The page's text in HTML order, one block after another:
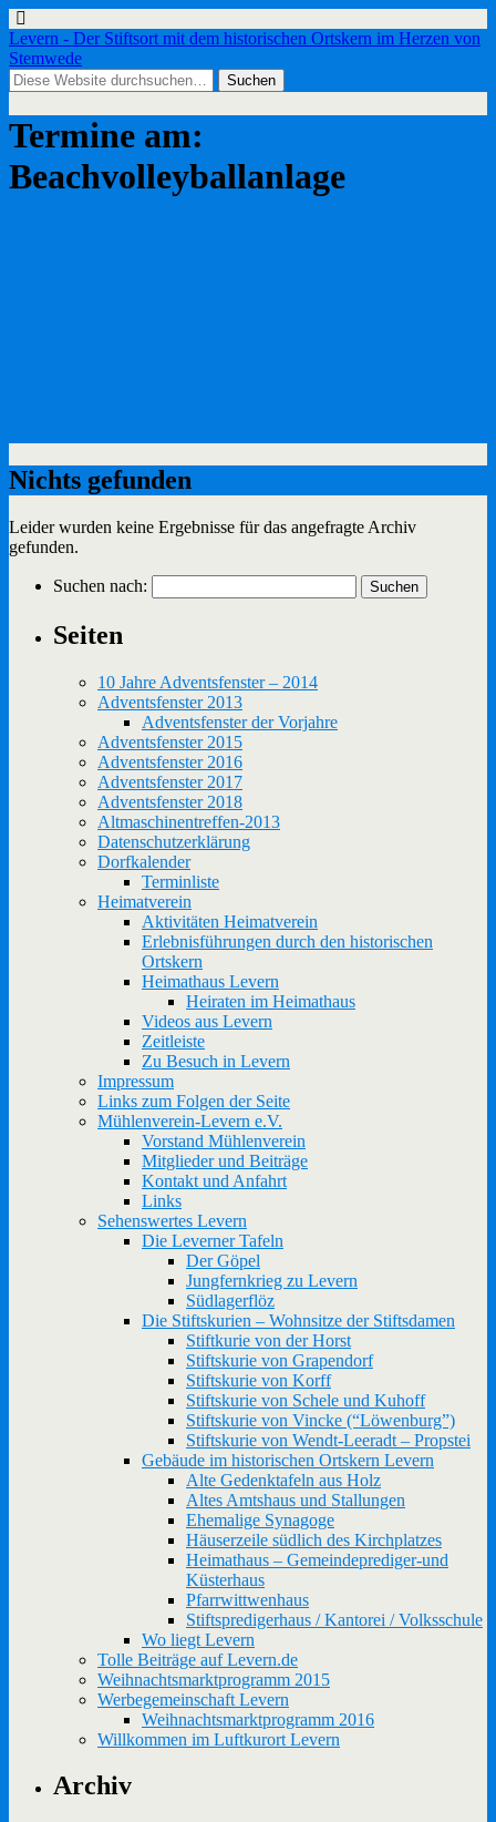
Levern - Der Stiftsort mit dem historischen Ortskern im Herzen von
Stemwede
Termine am:
Beachvolleyballanlage
Nichts gefunden
Leider wurden keine Ergebnisse für das angefragte Archiv
gefunden.
Suchen nach:
Seiten
10 Jahre Adventsfenster – 2014
Adventsfenster 2013
Adventsfenster der Vorjahre
Adventsfenster 2015
Adventsfenster 2016
Adventsfenster 2017
Adventsfenster 2018
Altmaschinentreffen-2013
Datenschutzerklärung
Dorfkalender
Terminliste
Heimatverein
Aktivitäten Heimatverein
Erlebnisführungen durch den historischen
Ortskern
Heimathaus Levern
Heiraten im Heimathaus
Videos aus Levern
Zeitleiste
Zu Besuch in Levern
Impressum
Links zum Folgen der Seite
Mühlenverein-Levern e.V.
Vorstand Mühlenverein
Mitglieder und Beiträge
Kontakt und Anfahrt
Links
Sehenswertes Levern
Die Leverner Tafeln
Der Göpel
Jungfernkrieg zu Levern
Südlagerflöz
Die Stiftskurien – Wohnsitze der Stiftsdamen
Stiftkurie von der Horst
Stiftskurie von Grapendorf
Stiftskurie von Korff
Stiftskurie von Schele und Kuhoff
Stiftskurie von Vincke (“Löwenburg”)
Stiftskurie von Wendt-Leeradt – Propstei
Gebäude im historischen Ortskern Levern
Alte Gedenktafeln aus Holz
Altes Amtshaus und Stallungen
Ehemalige Synagoge
Häuserzeile südlich des Kirchplatzes
Heimathaus – Gemeindeprediger-und
Küsterhaus
Pfarrwittwenhaus
Stiftspredigerhaus / Kantorei / Volksschule
Wo liegt Levern
Tolle Beiträge auf Levern.de
Weihnachtsmarktprogramm 2015
Werbegemeinschaft Levern
Weihnachtsmarktprogramm 2016
Willkommen im Luftkurort Levern
Archiv